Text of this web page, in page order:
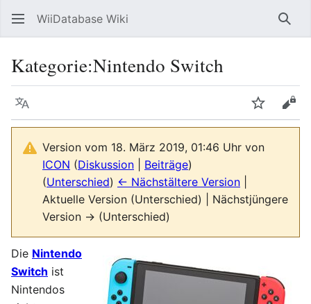
WiiDatabase Wiki
Kategorie:Nintendo Switch
Sprache
Version vom 18. März 2019, 01:46 Uhr von
ICON (Diskussion Beiträge)
(Unterschied) ← Nächstältere Version
Aktuelle Version (Unterschied) | Nächstjüngere
Version → (Unterschied)
Die Nintendo
Switch ist
Nintendos